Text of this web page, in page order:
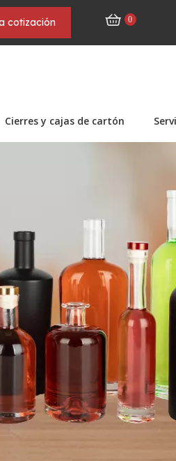
cotización 0
Cierres y cajas de cartón